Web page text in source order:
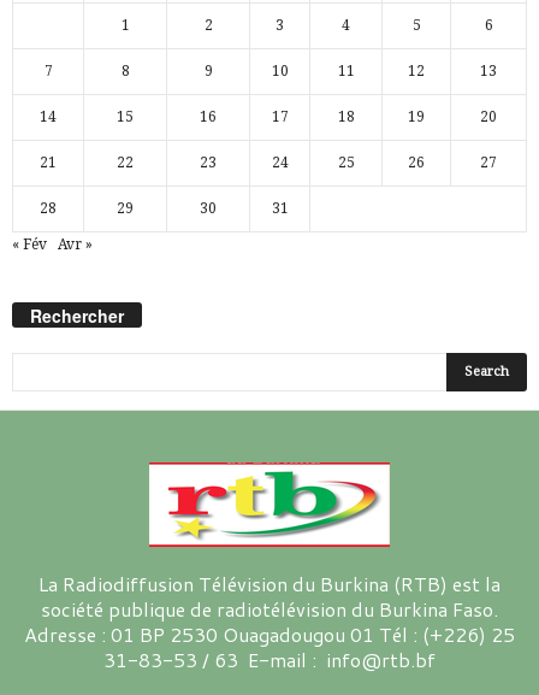
1 2 3 4 5 6
7 8 9 10 11 12 13
14 15 16 17 18 19 20
21 22 23 24 25 26 27
28 29 30 31
« Fév Avr »
Rechercher
La Radiodiffusion Télévision du Burkina (RTB) est la
société publique de radiotélévision du Burkina Faso.
Adresse : 01 BP 2530 Ouagadougou 01 Tél : (+226) 25
31-83-53 / 63 E-mail : info@rtb.bf